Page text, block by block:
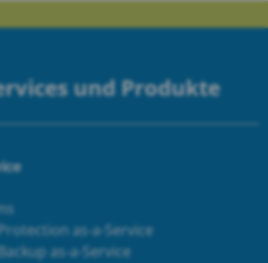
und Produkte
as-a-Service
as-a-Service